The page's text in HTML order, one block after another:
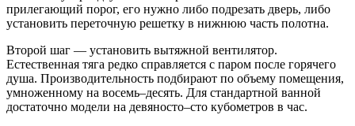
прилегающий порог, его нужно либо подрезать дверь, либо
установить переточную решетку в нижнюю часть полотна.
Второй шаг — установить вытяжной вентилятор.
Естественная тяга редко справляется с паром после горячего
душа. Производительность подбирают по объему помещения,
умноженному на восемь–десять. Для стандартной ванной
достаточно модели на девяносто–сто кубометров в час.